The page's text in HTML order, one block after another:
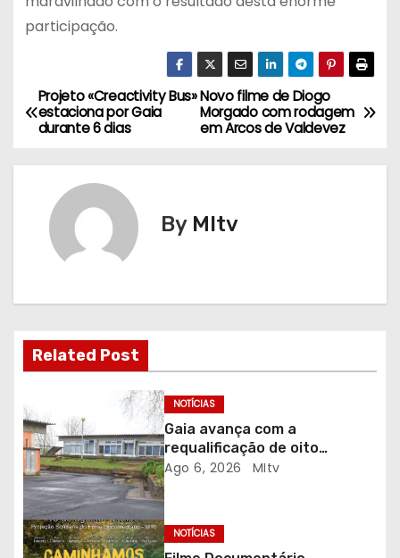
participação.
N
ç
ã
o
d
e
a
Novo filme de Diogo
Morgado com rodagem
em Arcos de Valdevez
Projeto «Creactivity Bus»
estaciona por Gaia
durante 6 dias
By MItv
Related Post
NOTÍCIAS
Gaia avança com a
requalificação de oito
escolas prioritárias
Ago 6, 2026 MItv
NOTÍCIAS